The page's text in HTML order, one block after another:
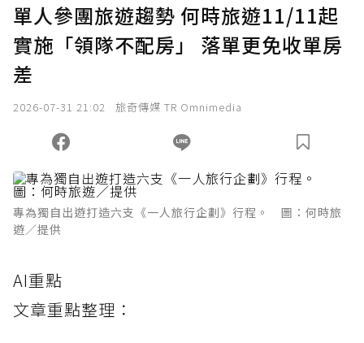
確認送出
您當前剩餘 U 利點數：0點；前往 購買點數
單人參團旅遊趨勢 何時旅遊11/11起
實施「領隊不配房」 落單更免收單房
差
2026-07-31 21:02 旅奇傳媒 TR Omnimedia
專為獨自出遊打造六支《一人旅行企劃》行程。 圖：何時旅
遊／提供
AI重點
文章重點整理：